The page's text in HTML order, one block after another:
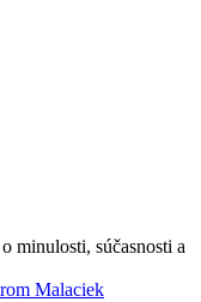
minulosti, súčasnosti a
Malaciek